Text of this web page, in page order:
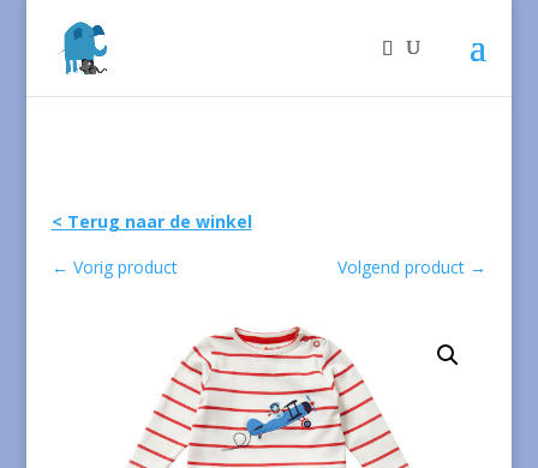
< Terug naar de winkel
← Vorig product Volgend product →